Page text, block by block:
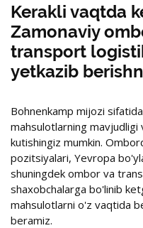
Kerakli vaqtda
Zamonaviy
transport
yetkazib
Bohnenkamp mijozi
mahsulotlarning mavjudligi
kutishingiz mumkin.
pozitsiyalari, Yevropa
shuningdek ombor va
shaxobchalarga bo'linib
mahsulotlarni o'z vaqtida
beramiz.